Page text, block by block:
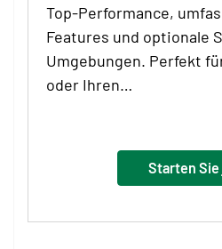
Top-Performance,
Features und optionale
Umgebungen. Perfekt
oder Ihren…
Starten